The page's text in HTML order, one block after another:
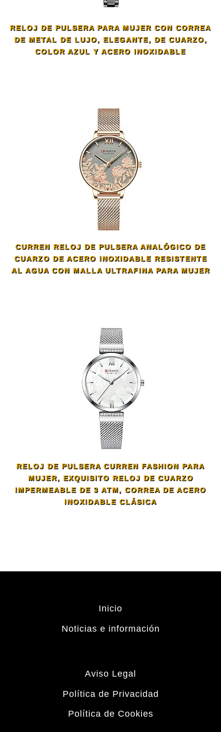
RELOJ DE PULSERA PARA MUJER CON CORREA
DE METAL DE LUJO, ELEGANTE, DE CUARZO,
COLOR AZUL Y ACERO INOXIDABLE
CURREN RELOJ DE PULSERA ANALÓGICO DE
CUARZO DE ACERO INOXIDABLE RESISTENTE
AL AGUA CON MALLA ULTRAFINA PARA MUJER
RELOJ DE PULSERA CURREN FASHION PARA
MUJER, EXQUISITO RELOJ DE CUARZO
IMPERMEABLE DE 3 ATM, CORREA DE ACERO
INOXIDABLE CLÁSICA
Inicio
Noticias e información
Aviso Legal
Política de Privacidad
Política de Cookies